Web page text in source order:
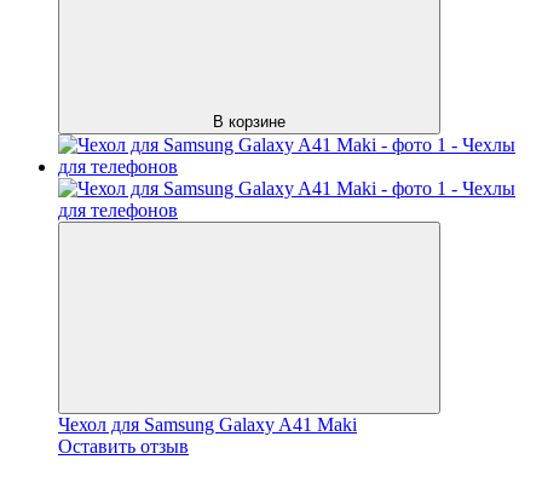
В корзине
Чехол для Samsung Galaxy A41 Maki
Оставить отзыв